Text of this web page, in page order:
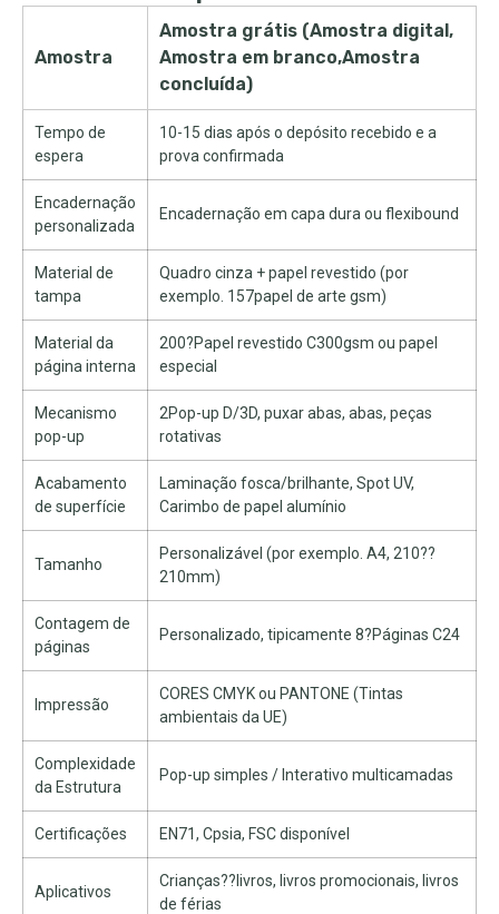
Amostra
Amostra grátis (Amostra digital,
Amostra em branco,Amostra
concluída)
Tempo de
espera
10-15 dias após o depósito recebido e a
prova confirmada
Encadernação
personalizada
Encadernação em capa dura ou flexibound
Material de
tampa
Quadro cinza + papel revestido (por
exemplo. 157papel de arte gsm)
Material da
página interna
200?Papel revestido C300gsm ou papel
especial
Mecanismo
pop-up
2Pop-up D/3D, puxar abas, abas, peças
rotativas
Acabamento
de superfície
Laminação fosca/brilhante, Spot UV,
Carimbo de papel alumínio
Tamanho
Personalizável (por exemplo. A4, 210??
210mm)
Contagem de
páginas
Personalizado, tipicamente 8?Páginas C24
Impressão
CORES CMYK ou PANTONE (Tintas
ambientais da UE)
Complexidade
da Estrutura
Pop-up simples / Interativo multicamadas
Certificações EN71, Cpsia, FSC disponível
Aplicativos
Crianças??livros, livros promocionais, livros
de férias